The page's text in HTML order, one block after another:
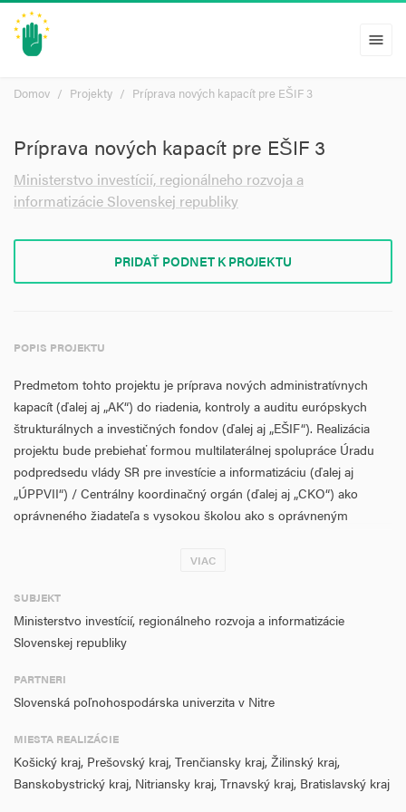
menu
Domov Projekty Príprava nových kapacít pre EŠIF 3
Príprava nových kapacít pre EŠIF 3
Ministerstvo investícií, regionálneho rozvoja a
informatizácie Slovenskej republiky
PRIDAŤ PODNET K PROJEKTU
POPIS PROJEKTU
Predmetom tohto projektu je príprava nových administratívnych
kapacít (ďalej aj „AK“) do riadenia, kontroly a auditu európskych
štrukturálnych a investičných fondov (ďalej aj „EŠIF“). Realizácia
projektu bude prebiehať formou multilaterálnej spolupráce Úradu
podpredsedu vlády SR pre investície a informatizáciu (ďalej aj
„ÚPPVII“) / Centrálny koordinačný orgán (ďalej aj „CKO“) ako
oprávneného žiadateľa s vysokou školou ako s oprávneným
na odbornú tematiku riadenia politiky súdržnosti z fondov EU,
implementáciu politiky súdržnosti na Slovensku, riadenia,
monitorovania, hodnotenia, informovania a komunikácie, riešenia
sťažností, kontroly a auditu EŠIF a iné relevantné témy.
hodnotiacich kritérií, ktoré boli vopred zverejnené ako aj všetky
potrebné informácie pre partnerov na webovom sídle
https://www.vicepremier.gov.sk/index.php/fondy-eu/partnerske-
projekty/projekty-pre-vysoke-skoly/index.html . Odborné
profilovanie študentov prostredníctvom voliteľných predmetov bude
VIAC
SUBJEKT
Ministerstvo investícií, regionálneho rozvoja a informatizácie
Slovenskej republiky
PARTNERI
Slovenská poľnohospodárska univerzita v Nitre
MIESTA REALIZÁCIE
Košický kraj, Prešovský kraj, Trenčiansky kraj, Žilinský kraj,
Banskobystrický kraj, Nitriansky kraj, Trnavský kraj, Bratislavský kraj